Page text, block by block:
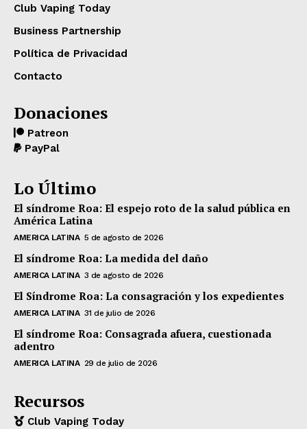
Club Vaping Today
Business Partnership
Política de Privacidad
Contacto
Donaciones
Patreon
PayPal
Lo Último
El síndrome Roa: El espejo roto de la salud pública en
América Latina
AMERICA LATINA 5 de agosto de 2026
El síndrome Roa: La medida del daño
AMERICA LATINA 3 de agosto de 2026
El Síndrome Roa: La consagración y los expedientes
AMERICA LATINA 31 de julio de 2026
El síndrome Roa: Consagrada afuera, cuestionada
adentro
AMERICA LATINA 29 de julio de 2026
Recursos
Club Vaping Today